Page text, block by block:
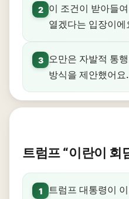
2
이 조건이 받아들
열겠다는 입장이에
3
오만은 자발적 통
방식을 제안했어요.
트럼프 “이란이 회
1
트럼프 대통령이